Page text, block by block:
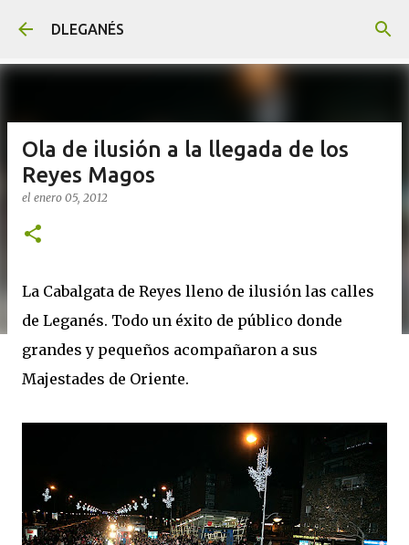
DLEGANÉS
Ola de ilusión a la llegada de los
Reyes Magos
el enero 05, 2012
La Cabalgata de Reyes lleno de ilusión las calles
de Leganés. Todo un éxito de público donde
grandes y pequeños acompañaron a sus
Majestades de Oriente.